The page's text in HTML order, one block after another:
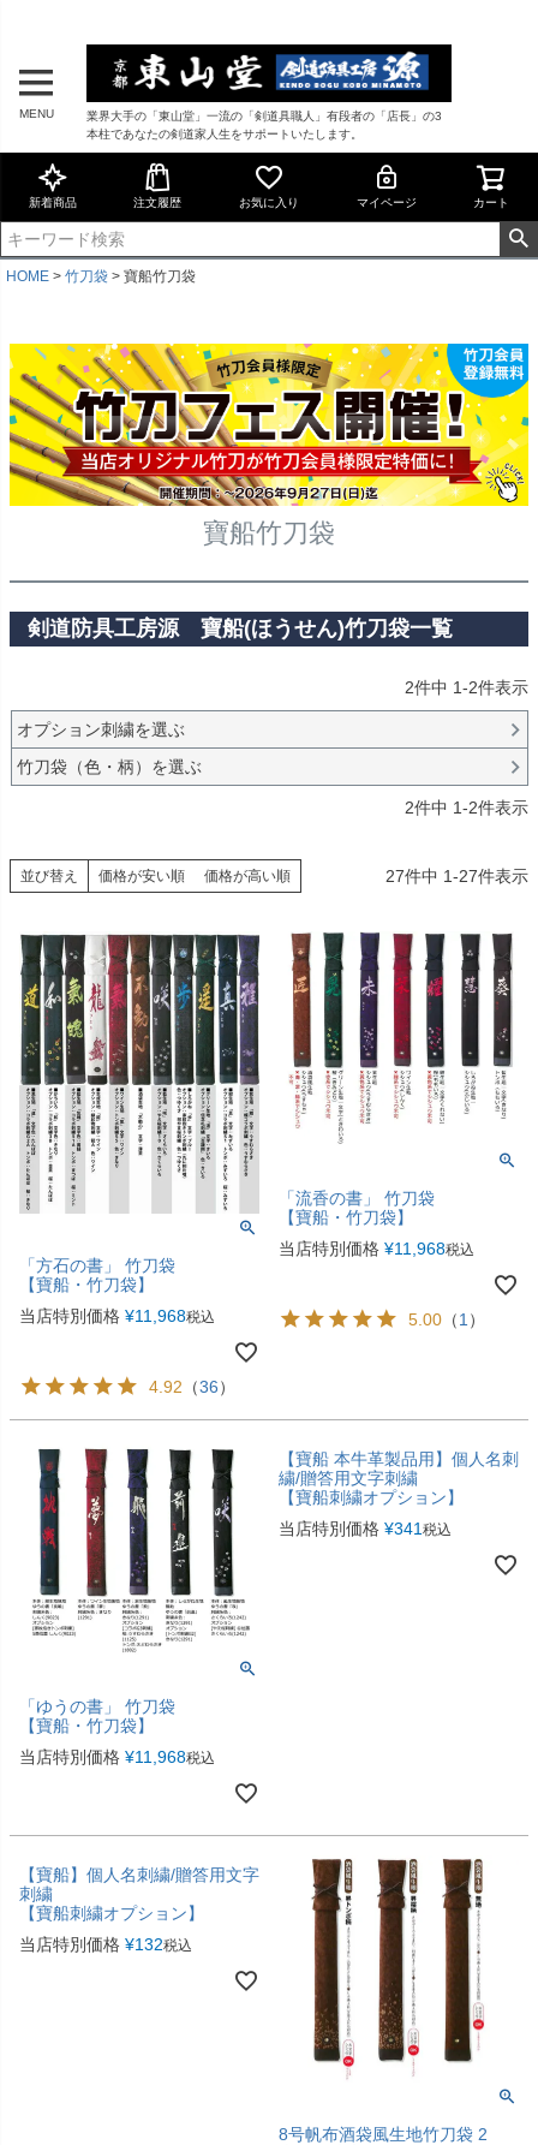
MENU
業界大手の「東山堂」一流の「剣道具職人」有段者の「店長」の3
本柱であなたの剣道家人生をサポートいたします。
新着商品 注文履歴 お気に入り マイページ カート
HOME 竹刀袋 寶船竹刀袋
寶船竹刀袋
剣道防具工房源 寶船(ほうせん)竹刀袋一覧
2件中 1-2件表示
オプション刺繍を選ぶ
竹刀袋（色・柄）を選ぶ
2件中 1-2件表示
並び替え 価格が安い順 価格が高い順 27件中 1-27件表示
「方石の書」 竹刀袋
【寶船・竹刀袋】
当店特別価格 ¥11,968税込
4.92 （36）
「流香の書」 竹刀袋
【寶船・竹刀袋】
当店特別価格 ¥11,968税込
5.00 （1 ）
「ゆうの書」 竹刀袋
【寶船・竹刀袋】
当店特別価格 ¥11,968税込
【寶船 本牛革製品用】個人名刺
繍/贈答用文字刺繍
【寶船刺繍オプション】
当店特別価格 ¥341税込
【寶船】個人名刺繍/贈答用文字
刺繍
【寶船刺繍オプション】
当店特別価格 ¥132税込
8号帆布酒袋風生地竹刀袋 2